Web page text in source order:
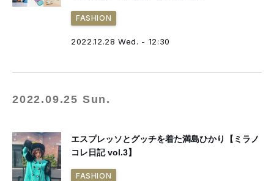
FASHION
2022.12.28 Wed. - 12:30
2022.09.25 Sun.
エスプレッソとグッチを着た満島ひかり【ミラノ
コレ日記 vol.3】
FASHION